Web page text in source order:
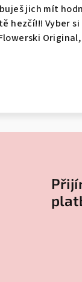
jich mít
hezčí!!! Vyber